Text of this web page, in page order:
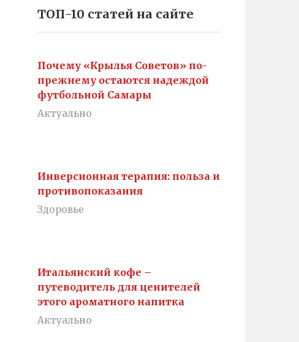
ТОП-10 статей на сайте
Почему «Крылья Советов» по-
прежнему остаются надеждой
футбольной Самары
Актуально
Инверсионная терапия: польза и
противопоказания
Здоровье
Итальянский кофе –
путеводитель для ценителей
этого ароматного напитка
Актуально